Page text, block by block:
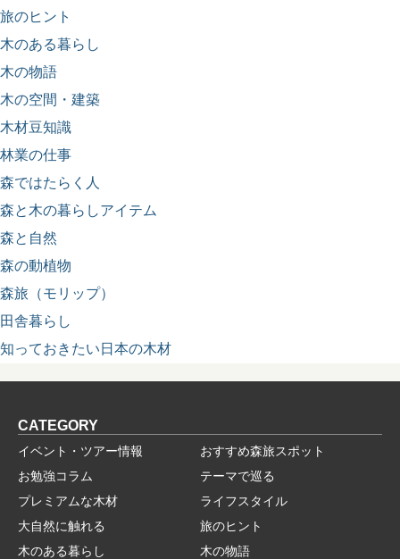
旅のヒント
木のある暮らし
木の物語
木の空間・建築
木材豆知識
林業の仕事
森ではたらく人
森と木の暮らしアイテム
森と自然
森の動植物
森旅（モリップ）
田舎暮らし
知っておきたい日本の木材
CATEGORY
イベント・ツアー情報
おすすめ森旅スポット
お勉強コラム
テーマで巡る
プレミアムな木材
ライフスタイル
大自然に触れる
旅のヒント
木のある暮らし
木の物語